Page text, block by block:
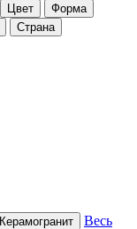
Цвет
Форма
Страна
Керамогранит
Весь